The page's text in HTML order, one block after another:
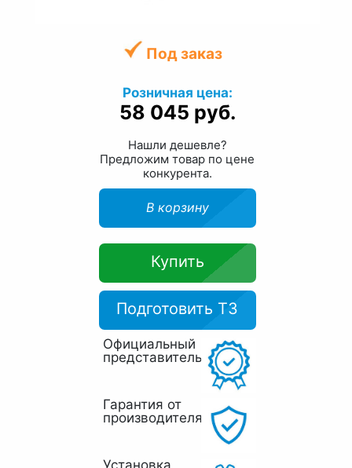
Под заказ
Розничная цена:
58 045 руб.
Нашли дешевле?
Предложим товар по цене
конкурента.
В корзину
Купить
Подготовить ТЗ
Официальный
представитель
Гарантия от
производителя
Установка